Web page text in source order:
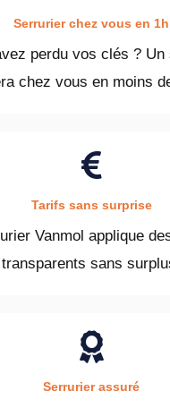
Serrurier chez vous en 1h
perdu vos clés ? Un
chez vous en moins
Tarifs sans surprise
Vanmol applique
transparents sans
Serrurier assuré